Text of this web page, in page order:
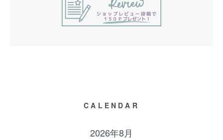
CALENDAR
2026年8月